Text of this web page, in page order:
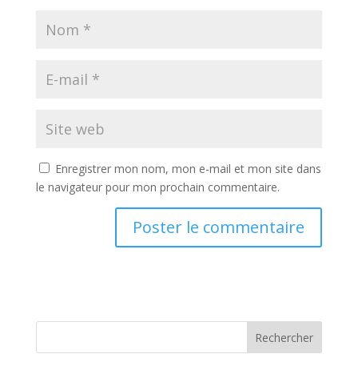
Enregistrer mon nom, mon e-mail et mon site dans
le navigateur pour mon prochain commentaire.
Rechercher